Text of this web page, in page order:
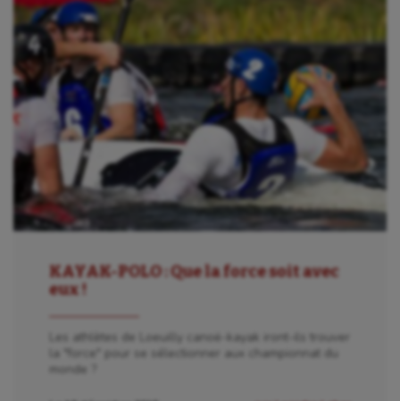
KAYAK-POLO : Que la force soit avec
eux !
Les athlètes de Loeuilly canoë-kayak iront-ils trouver
la "force" pour se sélectionner aux championnat du
monde ?